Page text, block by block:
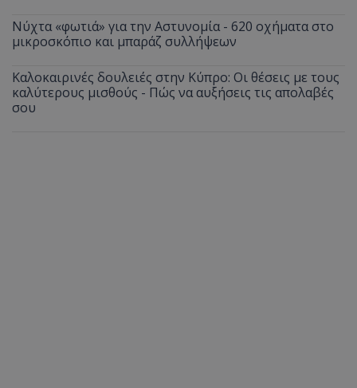
Νύχτα «φωτιά» για την Αστυνομία - 620 οχήματα στο
μικροσκόπιο και μπαράζ συλλήψεων
Καλοκαιρινές δουλειές στην Κύπρο: Οι θέσεις με τους
καλύτερους μισθούς - Πώς να αυξήσεις τις απολαβές
σου